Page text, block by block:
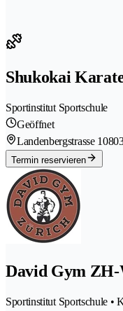
Shukokai
Sportinstitut Sportschule
Geöffnet
Landenbergstrasse 10
Termin reservieren
David Gym ZH-
Sportinstitut Sportschule •